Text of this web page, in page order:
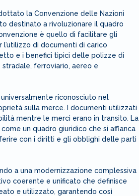
la Convenzione delle Nazioni
destinato a rivoluzionare il quadro
è quello di facilitare gli
di documenti di carico
e i benefici tipici delle polizze di
ferroviario, aereo e
riconosciuto nel
sulla merce. I documenti utilizzati
mentre le merci erano in transito. La
un quadro giuridico che si affianca
con i diritti e gli obblighi delle parti
a una modernizzazione complessiva
coerente e unificato che definisce
e utilizzato, garantendo così